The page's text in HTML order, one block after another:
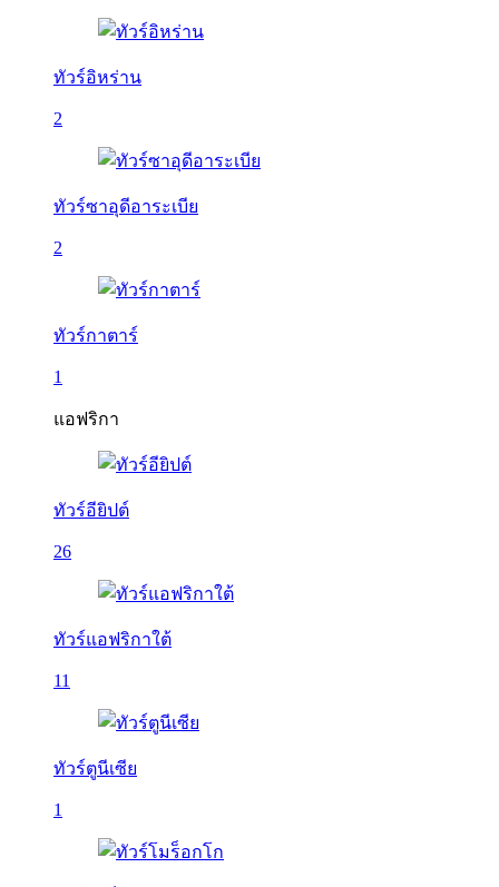
ทัวร์อิหร่าน
2
ทัวร์ซาอุดีอาระเบีย
2
ทัวร์กาตาร์
1
แอฟริกา
ทัวร์อียิปต์
26
ทัวร์แอฟริกาใต้
11
ทัวร์ตูนีเซีย
1